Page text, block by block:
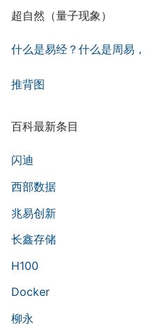
超自然（量子现象）
什么是易经？什么是周易
推背图
百科最新条目
闪迪
西部数据
兆易创新
长鑫存储
H100
Docker
柳永